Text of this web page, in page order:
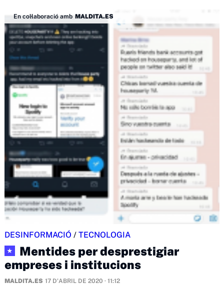
En col·laboració amb MALDITA.ES
DESINFORMACIÓ / TECNOLOGIA
★
Mentides per desprestigiar
empreses i institucions
MALDITA.ES 17 D'ABRIL DE 2020 · 11:12